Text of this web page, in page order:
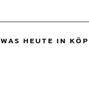
WAS HEUTE IN